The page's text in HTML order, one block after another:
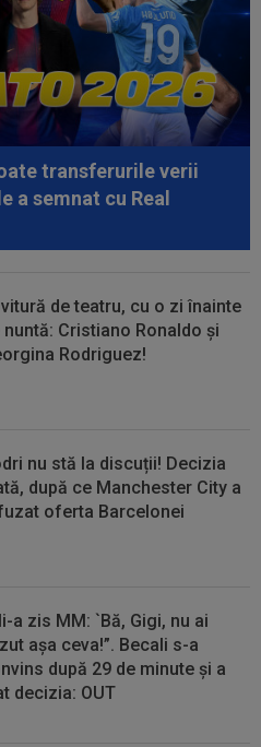
Farul - Csikszereda 3-2,
Czekus a realizat...
în Spania după
lui...
Ucraina i-a zis în față
transferurile verii
a semnat cu Real
de teatru, cu o zi înainte
nuntă: Cristiano Ronaldo și
Rodriguez!
nu stă la discuții! Decizia
după ce Manchester City a
oferta Barcelonei
a zis MM: `Bă, Gigi, nu ai
așa ceva!”. Becali s-a
după 29 de minute și a
decizia: OUT